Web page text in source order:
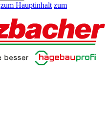
zum Hauptinhalt zum